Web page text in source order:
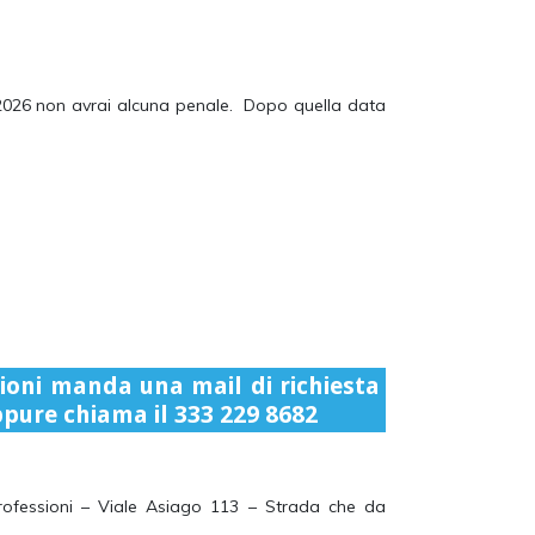
non avrai alcuna penale. Dopo quella data
manda una mail di richiesta
chiama il 333 229 8682
– Viale Asiago 113 – Strada che da